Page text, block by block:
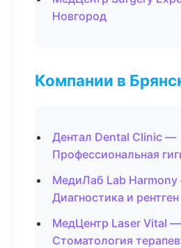
Новгород
Компании в
Дентал Dental Clinic —
Профессиональная
МедиЛаб Lab
Диагностика и рентген
МедЦентр Laser Vital —
Стоматология